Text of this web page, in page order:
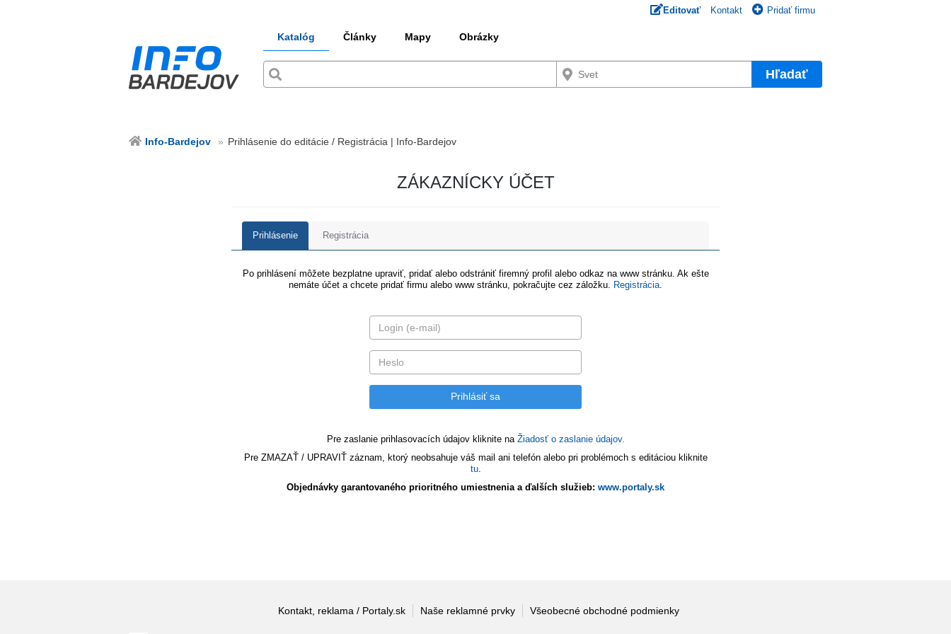
Editovať Kontakt Pridať firmu
Katalóg Články Mapy Obrázky
Hľadať
Info-Bardejov Prihlásenie do editácie / Registrácia | Info-Bardejov
ZÁKAZNÍCKY ÚČET
Prihlásenie Registrácia
Po prihlásení môžete bezplatne upraviť, pridať alebo odstrániť firemný profil alebo odkaz na www stránku. Ak ešte
nemáte účet a chcete pridať firmu alebo www stránku, pokračujte cez záložku.
Registrácia
Pre zaslanie prihlasovacích údajov kliknite na Žiadosť o zaslanie údajov.
Pre ZMAZAŤ / UPRAVIŤ záznam, ktorý neobsahuje váš mail ani telefón alebo pri problémoch s editáciou kliknite
tu.
Objednávky garantovaného prioritného umiestnenia a ďalších služieb: www.portaly.sk
Kontakt, reklama / Portaly.sk Naše reklamné prvky Všeobecné obchodné podmienky